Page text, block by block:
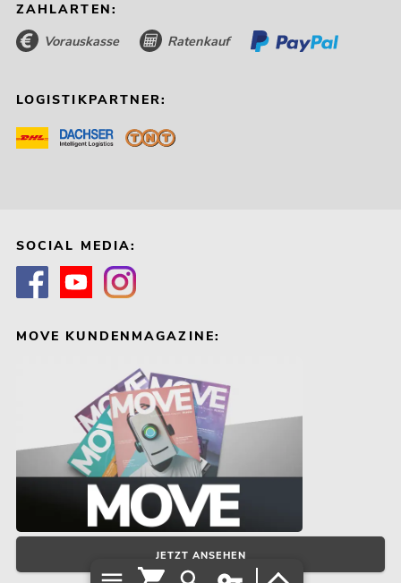
ZAHLARTEN:
Vorauskasse Ratenkauf
LOGISTIKPARTNER:
SOCIAL MEDIA:
MOVE KUNDENMAGAZINE:
JETZT ANSEHEN